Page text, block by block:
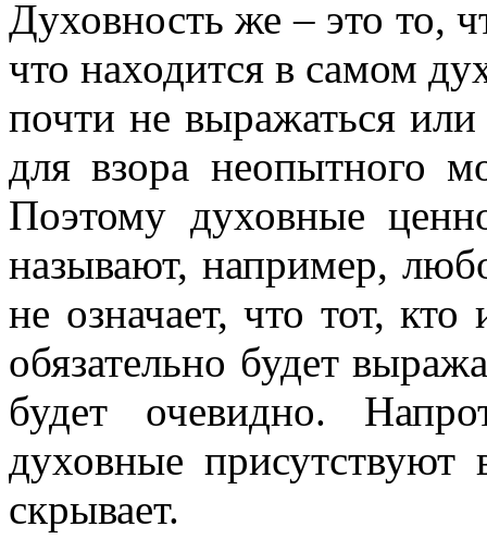
Духовность же – это то,
что находится в самом
почти не выражаться
для взора неопытного
Поэтому духовные
называют, например,
не означает, что тот,
обязательно будет
будет очевидно.
духовные
скрывает.